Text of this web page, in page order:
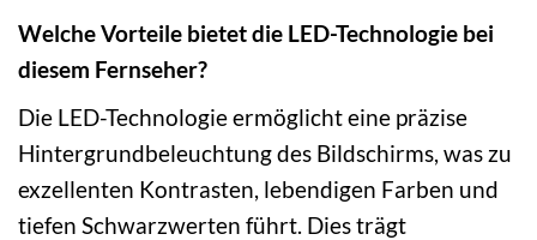
Welche Vorteile bietet die LED-Technologie bei
diesem Fernseher?
Die LED-Technologie ermöglicht eine präzise
Hintergrundbeleuchtung des Bildschirms, was zu
exzellenten Kontrasten, lebendigen Farben und
tiefen Schwarzwerten führt. Dies trägt